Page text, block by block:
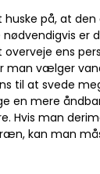
på, at den
er
ens
man vælger
til at svede
en mere
Hvis man
kan man